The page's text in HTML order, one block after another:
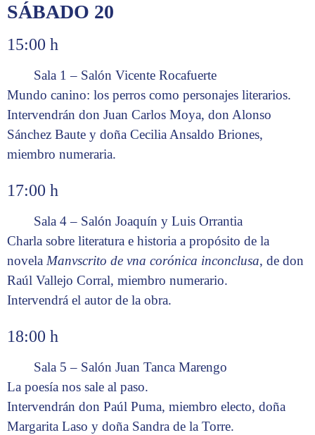
SÁBADO 20
15:00 h
Sala 1 – Salón Vicente Rocafuerte
Mundo canino: los perros como personajes literarios.
Intervendrán don Juan Carlos Moya, don Alonso
Sánchez Baute y doña Cecilia Ansaldo Briones,
miembro numeraria.
17:00 h
Sala 4 – Salón Joaquín y Luis Orrantia
Charla sobre literatura e historia a propósito de la
novela Manvscrito de vna corónica inconclusa, de don
Raúl Vallejo Corral, miembro numerario.
Intervendrá el autor de la obra.
18:00 h
Sala 5 – Salón Juan Tanca Marengo
La poesía nos sale al paso.
Intervendrán don Paúl Puma, miembro electo, doña
Margarita Laso y doña Sandra de la Torre.